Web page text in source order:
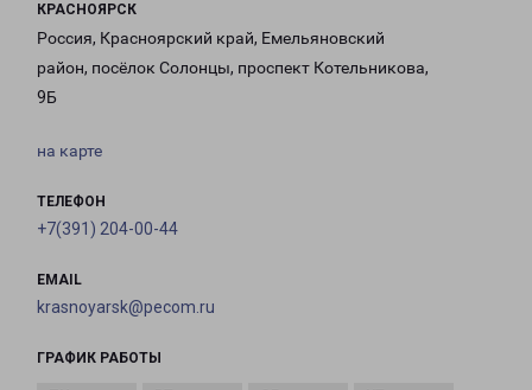
КРАСНОЯРСК
Россия, Красноярский край, Емельяновский
район, посёлок Солонцы, проспект Котельникова,
9Б
на карте
ТЕЛЕФОН
+7(391) 204-00-44
EMAIL
krasnoyarsk@pecom.ru
ГРАФИК РАБОТЫ